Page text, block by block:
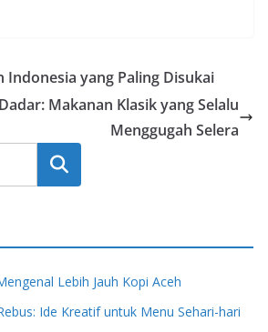
Indonesia yang Paling Disukai
Makanan Klasik yang Selalu
Menggugah Selera
Search
Lebih Jauh Kopi Aceh
Ide Kreatif untuk Menu Sehari-hari